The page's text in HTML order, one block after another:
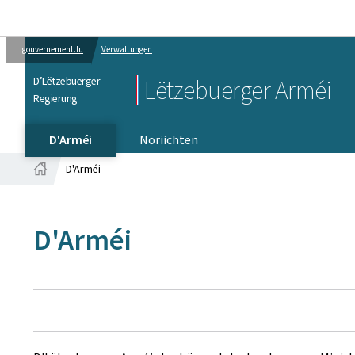
gouvernement.lu Verwaltungen
D’Lëtzebuerger
Regierung
Lëtzebuerger Arméi
D'Arméi
Noriichten
D'Arméi
D'Arméi